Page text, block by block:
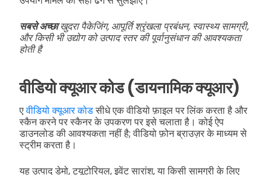
सबसे अच्छाखुदरा पैकेजिंग, आपूर्ति श्रृंखला प्रबंधन, स्वास्थ्य सामग्री,
और किसी भी उद्योग को उत्पाद स्तर की पूर्वानुसंधान की आवश्यकता
होती है
वीडियो क्यूआर कोड (डायनामिक क्यूआर)
एवीडियो क्यूआर कोडसीधे एक वीडियो फ़ाइल पर लिंक करता है और
स्कैन करने पर स्कैनर के उपकरण पर इसे चलाता है। कोई ऐप
डाउनलोड की आवश्यकता नहीं है; वीडियो फ़ोन ब्राउज़र के माध्यम से
स्ट्रीम करता है।
यह उत्पाद डेमो, ट्यूटोरियल, इवेंट सारांश, या किसी सामग्री के लिए